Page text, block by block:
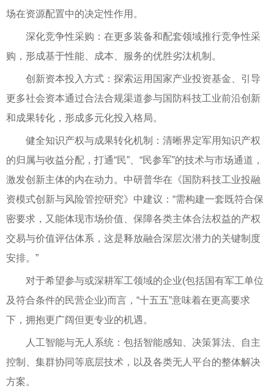
场在资源配置中的决定性作用。
深化竞争性采购：在更多装备和配套领域推行竞争性采
购，形成基于性能、成本、服务的优胜劣汰机制。
创新资本投入方式：探索运用国家产业投资基金、引导
更多社会资本通过合法合规渠道参与国防科技工业前沿创新
和成果转化，形成多元化投入格局。
健全知识产权与成果转化机制：清晰界定军用知识产权
的归属与收益分配，打通“民”、“民参军”的技术与市场通道，
激发创新主体的内在动力。中研普华在《国防科技工业投融
资模式创新与风险管控研究》中建议：“需构建一套既符合保
密要求，又能体现市场价值、保障各类主体合法权益的产权
交易与价值评估体系，这是释放融合深层次潜力的关键制度
安排。”
对于希望参与或深耕军工领域的企业(包括国有军工单位
及符合条件的民营企业)而言，“十五五”意味着在更高要求
下，拥抱更广阔但更专业的机遇。
人工智能与无人系统：包括智能感知、决策算法、自主
控制、集群协同等底层技术，以及各类无人平台的整体解决
方案。